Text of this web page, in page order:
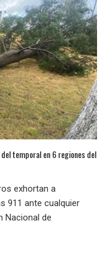
temporal en 6 regiones del
exhortan a
911 ante cualquier
Nacional de